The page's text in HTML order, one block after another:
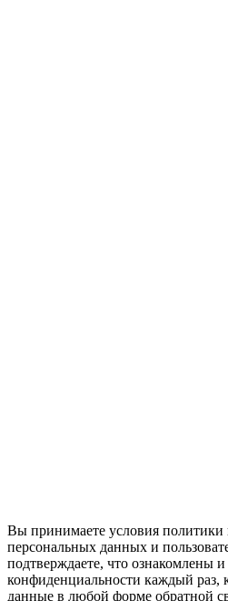
Вы принимаете условия политики
персональных данных и
подтверждаете, что ознакомлены
конфиденциальности каждый раз,
данные в любой форме обратной